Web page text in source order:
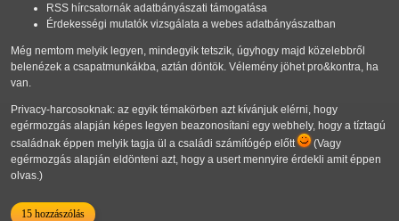
RSS hírcsatornák adatbányászati támogatása
Érdekességi mutatók vizsgálata a webes adatbányászatban
Még nemtom melyik legyen, mindegyik tetszik, úgyhogy majd közelebbről
belenézek a csapatmunkákba, aztán döntök. Vélemény jöhet pro&kontra, ha
van.
Privacy-harcosoknak: az egyik témakörben azt kívánjuk elérni, hogy
egérmozgás alapján képes legyen beazonosítani egy webhely, hogy a tíztagú
családnak éppen melyik tagja ül a családi számítógép előtt
(Vagy
egérmozgás alapján eldönteni azt, hogy a usert mennyire érdekli amit éppen
olvas.)
15 hozzászólás